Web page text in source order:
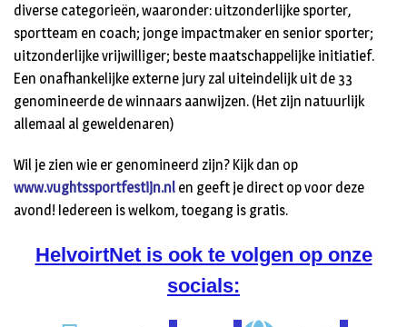
diverse categorieën, waaronder: uitzonderlijke sporter,
sportteam en coach; jonge impactmaker en senior sporter;
uitzonderlijke vrijwilliger; beste maatschappelijke initiatief.
Een onafhankelijke externe jury zal uiteindelijk uit de 33
genomineerde de winnaars aanwijzen. (Het zijn natuurlijk
allemaal al geweldenaren)
Wil je zien wie er genomineerd zijn? Kijk dan op
www.vughtssportfestijn.nl en geeft je direct op voor deze
avond! Iedereen is welkom, toegang is gratis.
HelvoirtNet is ook te volgen op onze
socials: